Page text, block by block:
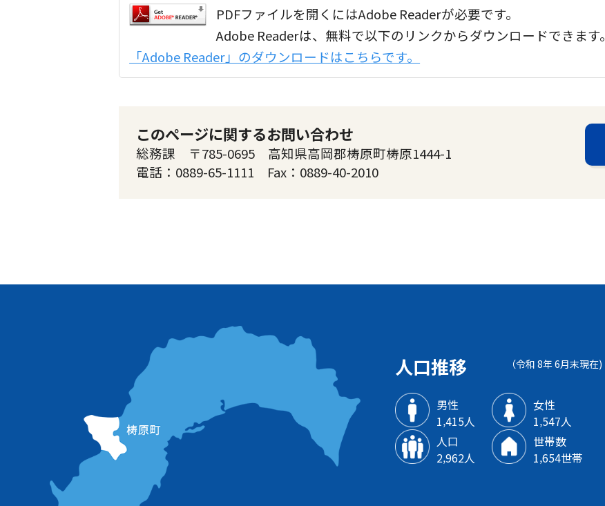
PDFファイルを開くにはAdobe Readerが必要です。
Adobe Readerは、無料で以下のリンクからダウンロードできます。
「Adobe Reader」のダウンロードはこちらです。
このページに関するお問い合わせ
総務課 〒785-0695 高知県高岡郡梼原町梼原1444-1
電話：0889-65-1111 Fax：0889-40-2010
人口推移 （令和 8年 6月末現在)
男性
1‚415人
女性
1‚547人
人口
2‚962人
世帯数
1‚654世帯